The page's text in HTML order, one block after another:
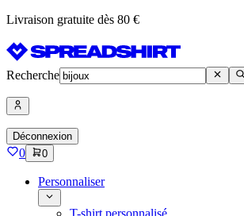
Livraison gratuite dès 80 €
Recherche
Déconnexion
0 0
Personnaliser